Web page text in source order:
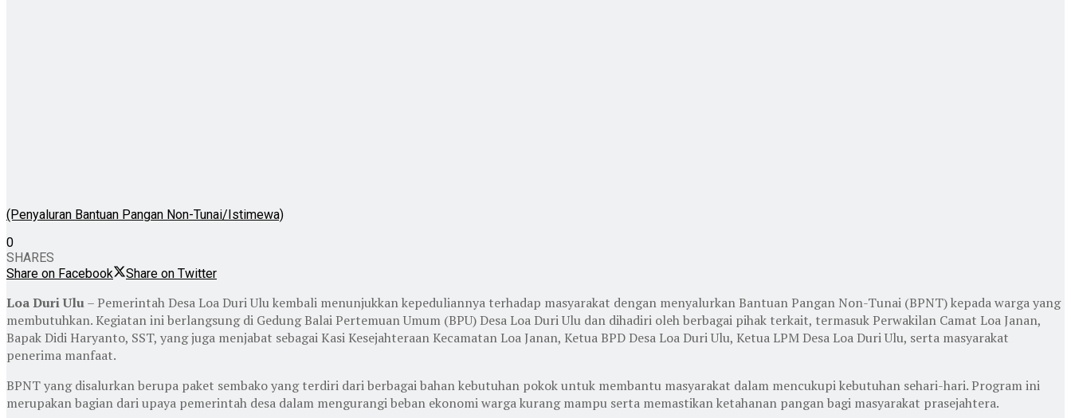
(Penyaluran Bantuan Pangan Non-Tunai/Istimewa)
0
SHARES
Share on Facebook
Share on Twitter
Loa Duri Ulu– Pemerintah Desa Loa Duri Ulu kembali menunjukkan kepeduliannya terhadap masyarakat dengan menyalurkan Bantuan Pangan Non-Tunai (BPNT) kepada warga yang
membutuhkan. Kegiatan ini berlangsung di Gedung Balai Pertemuan Umum (BPU) Desa Loa Duri Ulu dan dihadiri oleh berbagai pihak terkait, termasuk Perwakilan Camat Loa Janan,
Bapak Didi Haryanto, SST, yang juga menjabat sebagai Kasi Kesejahteraan Kecamatan Loa Janan, Ketua BPD Desa Loa Duri Ulu, Ketua LPM Desa Loa Duri Ulu, serta masyarakat
penerima manfaat.
BPNT yang disalurkan berupa paket sembako yang terdiri dari berbagai bahan kebutuhan pokok untuk membantu masyarakat dalam mencukupi kebutuhan sehari-hari. Program ini
merupakan bagian dari upaya pemerintah desa dalam mengurangi beban ekonomi warga kurang mampu serta memastikan ketahanan pangan bagi masyarakat prasejahtera.